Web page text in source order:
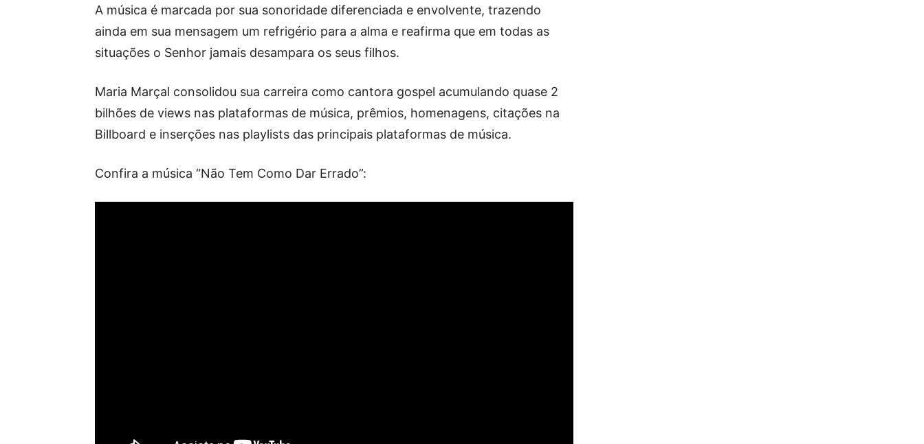
A música é marcada por sua sonoridade diferenciada e envolvente, trazendo
ainda em sua mensagem um refrigério para a alma e reafirma que em todas as
situações o Senhor jamais desampara os seus filhos.
Maria Marçal consolidou sua carreira como cantora gospel acumulando quase 2
bilhões de views nas plataformas de música, prêmios, homenagens, citações na
Billboard e inserções nas playlists das principais plataformas de música.
Confira a música “Não Tem Como Dar Errado”: